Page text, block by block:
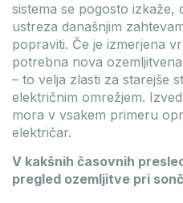
sistema se pogosto izkaže,
ustreza današnjim
popraviti. Če je izmerjena
potrebna nova
– to velja zlasti za starejše
električnim omrežjem.
mora v vsakem primeru
električar.
V kakšnih časovnih
pregled ozemljitve pri